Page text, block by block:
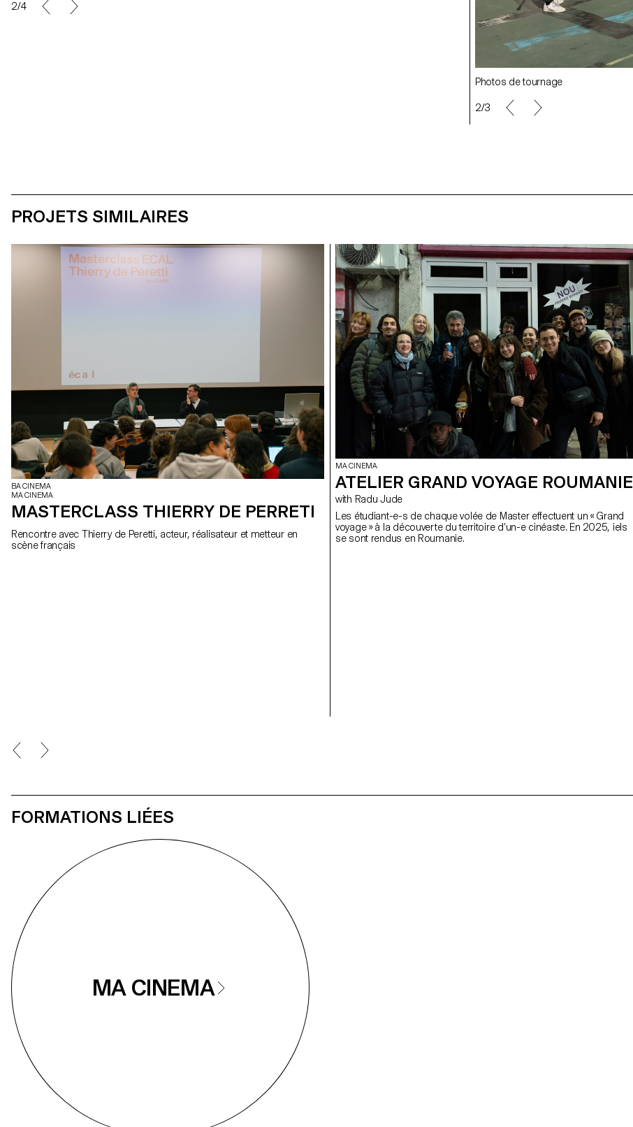
2/4
Photos de tournage
2/3
PROJETS SIMILAIRES
BA CINEMA
MA CINEMA
MASTERCLASS THIERRY DE PERRETI
Rencontre avec Thierry de Peretti, acteur, réalisateur et metteur en
scène français
MA CINEMA
ATELIER GRAND VOYAGE ROUMANIE
with Radu Jude
Les étudiant-e-s de chaque volée de Master effectuent un « Grand
voyage » à la découverte du territoire d’un-e cinéaste. En 2025, iels
se sont rendus en Roumanie.
FORMATIONS LIÉES
MA CINEMA